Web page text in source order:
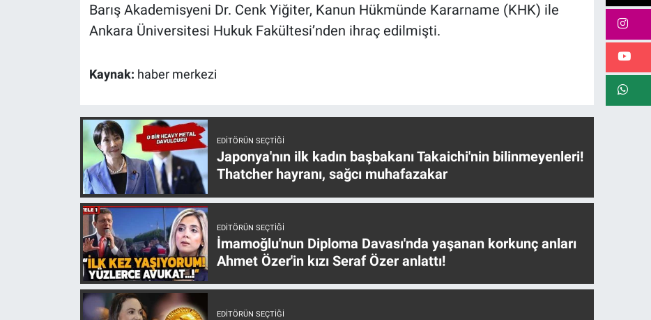
Barış Akademisyeni Dr. Cenk Yiğiter, Kanun Hükmünde Kararname (KHK) ile
Ankara Üniversitesi Hukuk Fakültesi’nden ihraç edilmişti.
Kaynak: haber merkezi
EDITÖRÜN SEÇTIĞI
Japonya'nın ilk kadın başbakanı Takaichi'nin bilinmeyenleri!
Thatcher hayranı, sağcı muhafazakar
EDITÖRÜN SEÇTIĞI
İmamoğlu'nun Diploma Davası'nda yaşanan korkunç anları
Ahmet Özer'in kızı Seraf Özer anlattı!
EDITÖRÜN SEÇTIĞI
Teknoloji
Türkiye'nin Gündemi
Yerel Gündem
Yerel Yaşam
Canlı Yayın